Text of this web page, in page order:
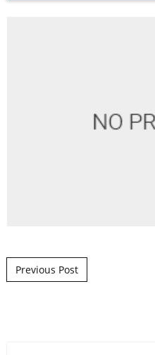
Post navigation
Previous Post